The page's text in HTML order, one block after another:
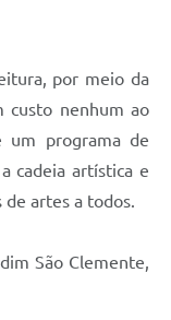
por meio da
custo nenhum ao
um programa de
cadeia artística e
artes a todos.
São Clemente,